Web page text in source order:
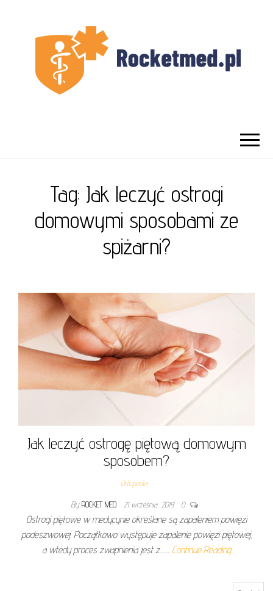
WARSZAWA
Tag: Jak leczyć ostrogi
domowymi sposobami ze
spiżarni?
Jak leczyć ostrogę piętową domowym
sposobem?
Ortopedia
By ROCKET MED 21 września, 2019 0
Ostrogi piętowe w medycynie określane są zapaleniem powięzi
podeszwowej. Początkowo występuje zapalenie powięzi piętowej,
a wtedy proces zwapnienia jest z…… Continue Reading